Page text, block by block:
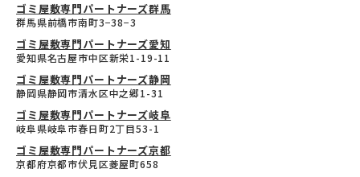
ゴミ屋敷専門パートナーズ群馬
群馬県前橋市南町3−38−3
ゴミ屋敷専門パートナーズ愛知
愛知県名古屋市中区新栄1-19-11
ゴミ屋敷専門パートナーズ静岡
静岡県静岡市清水区中之郷1-31
ゴミ屋敷専門パートナーズ岐阜
岐阜県岐阜市春日町2丁目53-1
ゴミ屋敷専門パートナーズ京都
京都府京都市伏見区菱屋町658